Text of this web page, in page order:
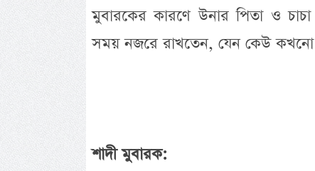
মুবারকের কারণে উনার পিতা ও
সময় নজরে রাখতেন, যেন কেউ কখনো
শাদী মুবারক: